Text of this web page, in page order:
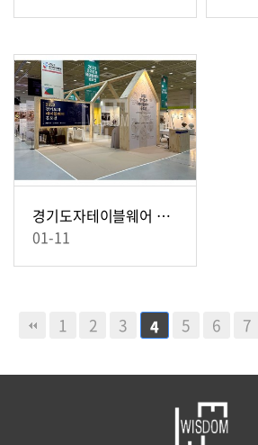
경기도자테이블웨어 목공 15부스
01-11
1 2 3 4 5 6 7